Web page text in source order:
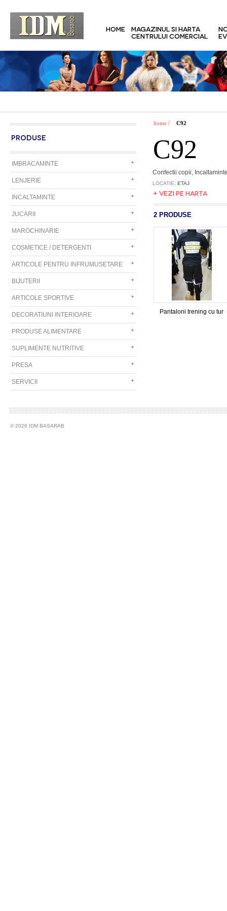
HOME
MAGAZINUL SI HARTA
CENTRULUI COMERCIAL
PRODUSE
IMBRACAMINTE
LENJERIE
INCALTAMINTE
JUCARII
MAROCHINARIE
COSMETICE / DETERGENTI
ARTICOLE PENTRU INFRUMUSETARE
BIJUTERII
ARTICOLE SPORTIVE
DECORATIUNI INTERIOARE
PRODUSE ALIMENTARE
SUPLIMENTE NUTRITIVE
PRESA
SERVICII
home / C92
C92
Confectii copii,
LOCATIE: ETAJ
+ VEZI PE HARTA
2 PRODUSE
Pantaloni trening cu tur
© 2026 IDM BASARAB